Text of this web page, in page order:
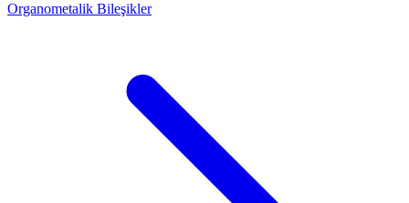
Organometalik Bileşikler